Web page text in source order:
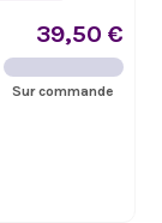
39,50 €
Sur commande